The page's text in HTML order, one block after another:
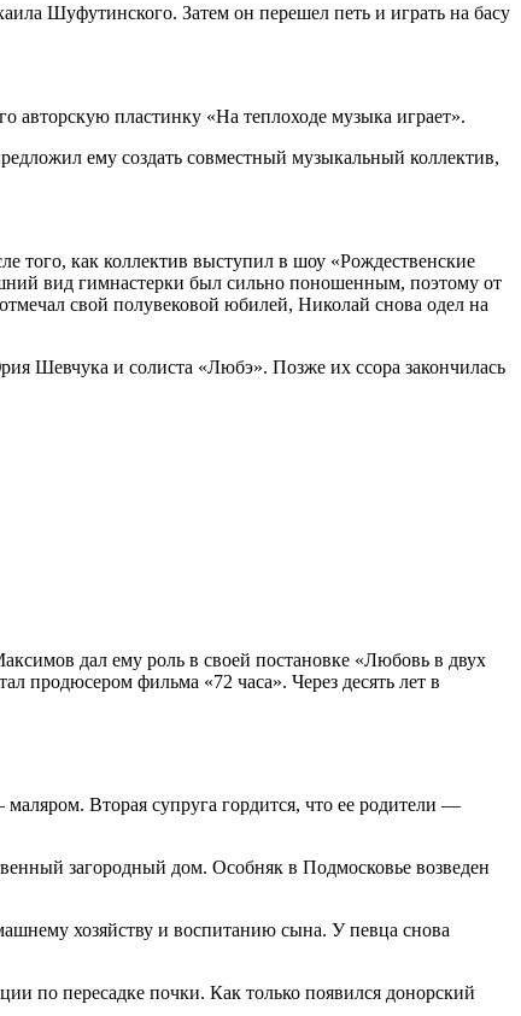
Шуфутинского. Затем он перешел петь и играть на басу
авторскую пластинку «На теплоходе музыка играет».
ему создать совместный музыкальный коллектив,
того, как коллектив выступил в шоу «Рождественские
вид гимнастерки был сильно поношенным, поэтому от
свой полувековой юбилей, Николай снова одел на
Шевчука и солиста «Любэ». Позже их ссора закончилась
дал ему роль в своей постановке «Любовь в двух
продюсером фильма «72 часа». Через десять лет в
Вторая супруга гордится, что ее родители —
загородный дом. Особняк в Подмосковье возведен
хозяйству и воспитанию сына. У певца снова
по пересадке почки. Как только появился донорский